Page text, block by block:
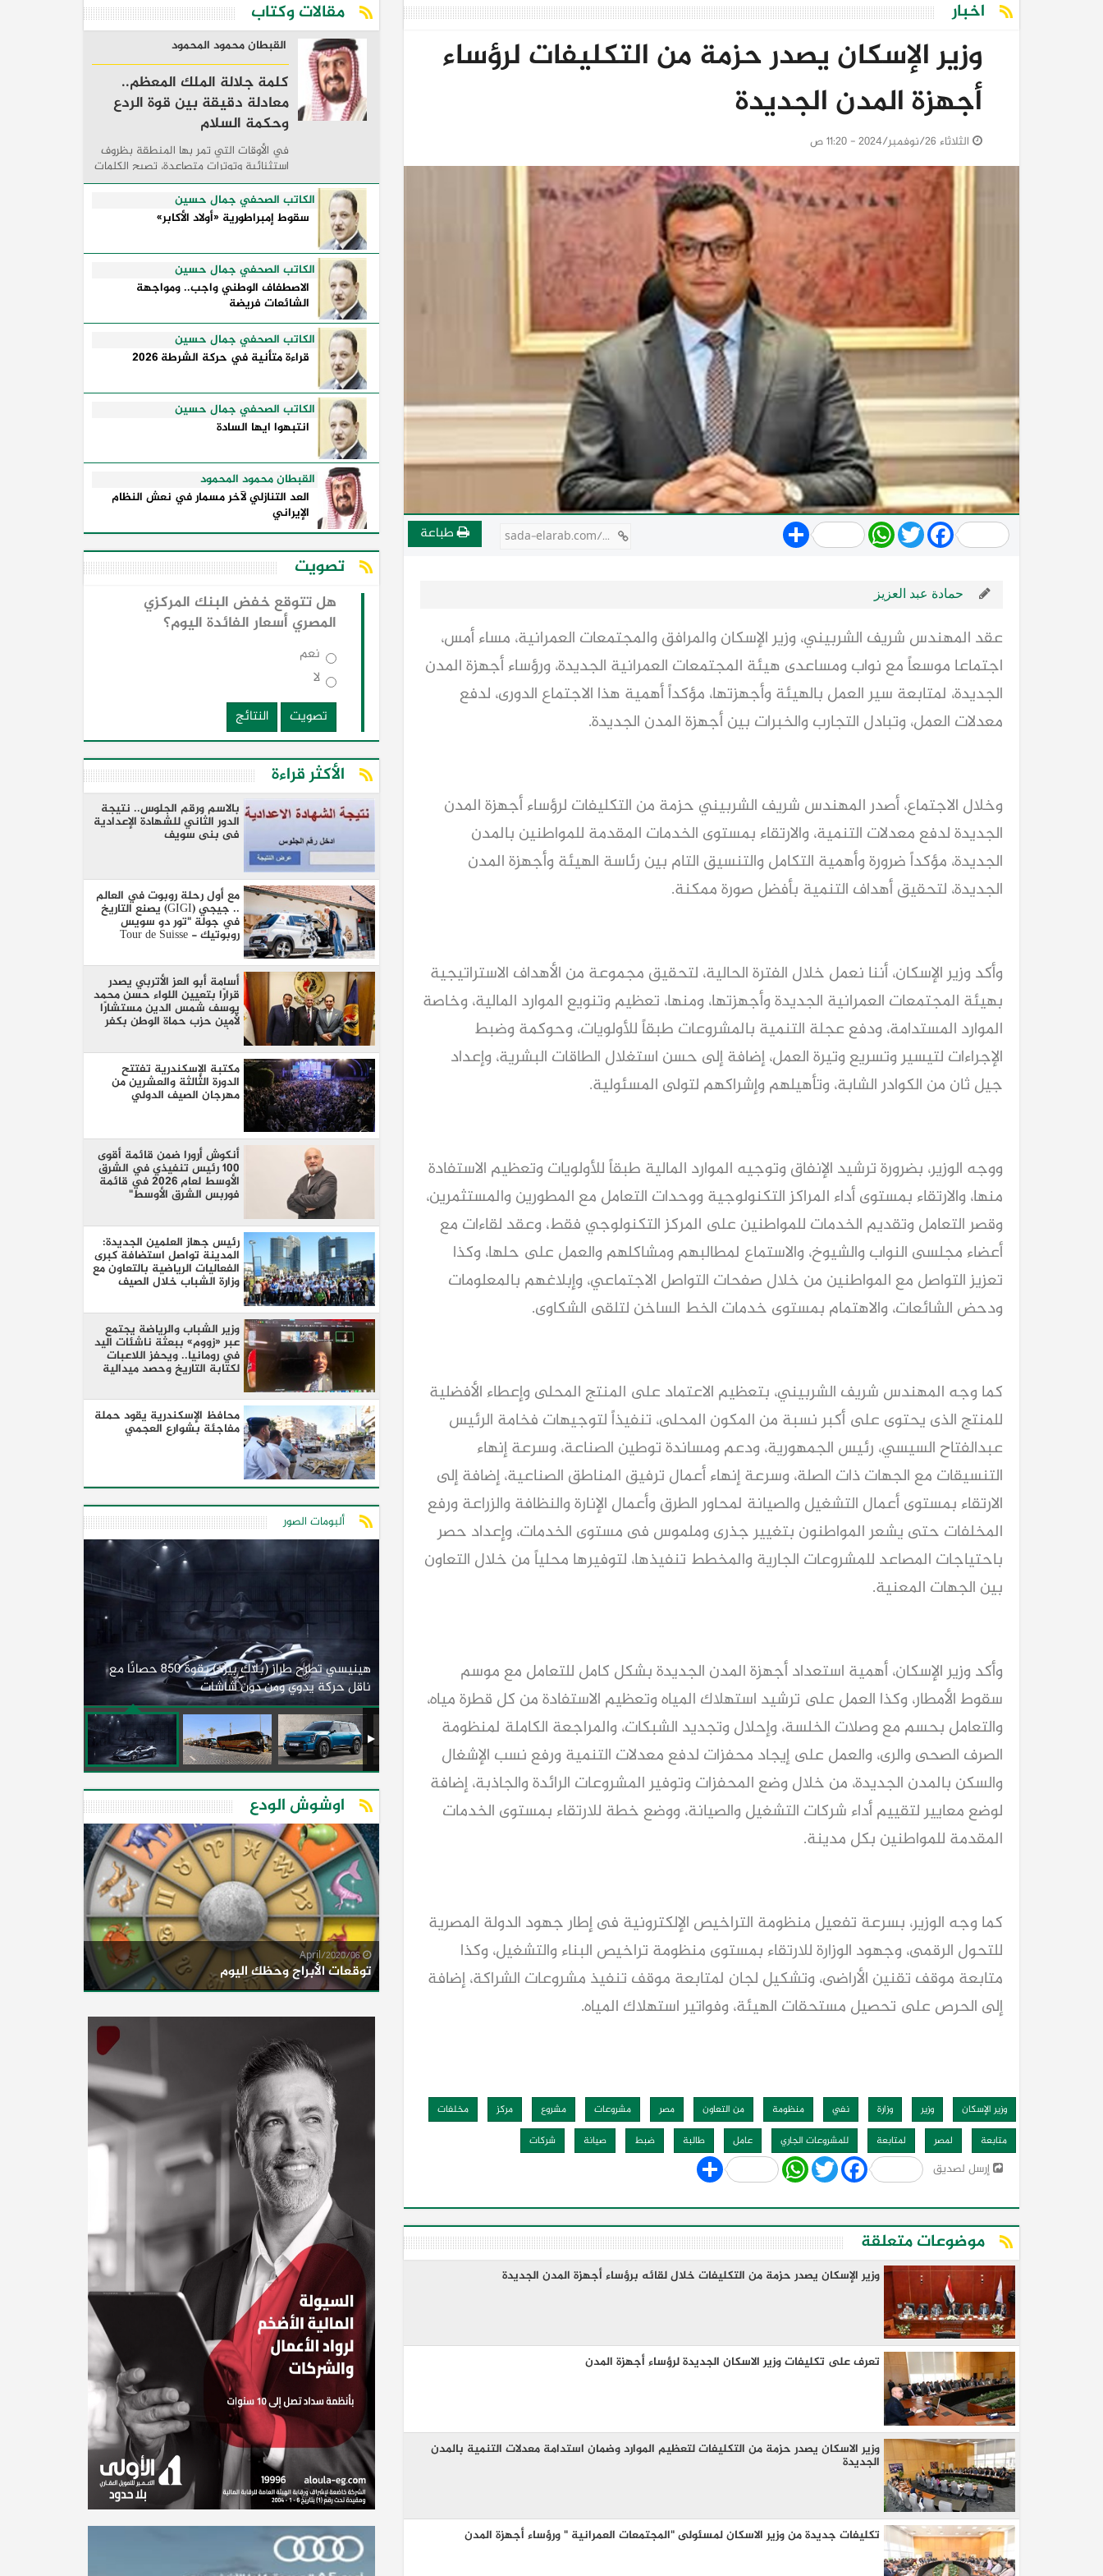
اخبار
وزير الإسكان يصدر حزمة من التكليفات لرؤساء
أجهزة المدن الجديدة
الثلاثاء 26/نوفمبر/2024 - 11:20 ص
Share WhatsApp
TwitterFacebook طباعة sada-elarab.com/745086
حمادة عبد العزيز
عقد المهندس شريف الشربيني، وزير الإسكان والمرافق والمجتمعات العمرانية، مساء أمس،
اجتماعا موسعاً مع نواب ومساعدى هيئة المجتمعات العمرانية الجديدة، ورؤساء أجهزة المدن
الجديدة، لمتابعة سير العمل بالهيئة وأجهزتها، مؤكداً أهمية هذا الاجتماع الدورى، لدفع
معدلات العمل، وتبادل التجارب والخبرات بين أجهزة المدن الجديدة.
وخلال الاجتماع، أصدر المهندس شريف الشربيني حزمة من التكليفات لرؤساء أجهزة المدن
الجديدة لدفع معدلات التنمية، والارتقاء بمستوى الخدمات المقدمة للمواطنين بالمدن
الجديدة، مؤكداً ضرورة وأهمية التكامل والتنسيق التام بين رئاسة الهيئة وأجهزة المدن
الجديدة، لتحقيق أهداف التنمية بأفضل صورة ممكنة.
وأكد وزير الإسكان، أننا نعمل خلال الفترة الحالية، لتحقيق مجموعة من الأهداف الاستراتيجية
بهيئة المجتمعات العمرانية الجديدة وأجهزتها، ومنها، تعظيم وتنويع الموارد المالية، وخاصة
الموارد المستدامة، ودفع عجلة التنمية بالمشروعات طبقاً للأولويات، وحوكمة وضبط
الإجراءات لتيسير وتسريع وتيرة العمل، إضافة إلى حسن استغلال الطاقات البشرية، وإعداد
جيل ثان من الكوادر الشابة، وتأهيلهم وإشراكهم لتولى المسئولية.
ووجه الوزير، بضرورة ترشيد الإنفاق وتوجيه الموارد المالية طبقاً للأولويات وتعظيم الاستفادة
منها، والارتقاء بمستوى أداء المراكز التكنولوجية ووحدات التعامل مع المطورين والمستثمرين،
وقصر التعامل وتقديم الخدمات للمواطنين على المركز التكنولوجي فقط، وعقد لقاءات مع
أعضاء مجلسى النواب والشيوخ، والاستماع لمطالبهم ومشاكلهم والعمل على حلها، وكذا
تعزيز التواصل مع المواطنين من خلال صفحات التواصل الاجتماعي، وإبلاغهم بالمعلومات
ودحض الشائعات، والاهتمام بمستوى خدمات الخط الساخن لتلقى الشكاوى.
كما وجه المهندس شريف الشربيني، بتعظيم الاعتماد على المنتج المحلى وإعطاء الأفضلية
للمنتج الذى يحتوى على أكبر نسبة من المكون المحلى، تنفيذاً لتوجيهات فخامة الرئيس
عبدالفتاح السيسي، رئيس الجمهورية، ودعم ومساندة توطين الصناعة، وسرعة إنهاء
التنسيقات مع الجهات ذات الصلة، وسرعة إنهاء أعمال ترفيق المناطق الصناعية، إضافة إلى
الارتقاء بمستوى أعمال التشغيل والصيانة لمحاور الطرق وأعمال الإنارة والنظافة والزراعة ورفع
المخلفات حتى يشعر المواطنون بتغيير جذرى وملموس فى مستوى الخدمات، وإعداد حصر
باحتياجات المصاعد للمشروعات الجارية والمخطط تنفيذها، لتوفيرها محلياً من خلال التعاون
بين الجهات المعنية.
وأكد وزير الإسكان، أهمية استعداد أجهزة المدن الجديدة بشكل كامل للتعامل مع موسم
سقوط الأمطار، وكذا العمل على ترشيد استهلاك المياه وتعظيم الاستفادة من كل قطرة مياه،
والتعامل بحسم مع وصلات الخلسة، وإحلال وتجديد الشبكات، والمراجعة الكاملة لمنظومة
الصرف الصحى والرى، والعمل على إيجاد محفزات لدفع معدلات التنمية ورفع نسب الإشغال
والسكن بالمدن الجديدة، من خلال وضع المحفزات وتوفير المشروعات الرائدة والجاذبة، إضافة
لوضع معايير لتقييم أداء شركات التشغيل والصيانة، ووضع خطة للارتقاء بمستوى الخدمات
المقدمة للمواطنين بكل مدينة.
كما وجه الوزير، بسرعة تفعيل منظومة التراخيص الإلكترونية فى إطار جهود الدولة المصرية
للتحول الرقمى، وجهود الوزارة للارتقاء بمستوى منظومة تراخيص البناء والتشغيل، وكذا
متابعة موقف تقنين الأراضى، وتشكيل لجان لمتابعة موقف تنفيذ مشروعات الشراكة، إضافة
إلى الحرص على تحصيل مستحقات الهيئة، وفواتير استهلاك المياه.
وزير الإسكان وزير وزارة نفي منظومة من التعاون مصر مشروعات مشروع مركز
مخلفات
متابعة
لمصر لمتابعة للمشروعات الجاري عامل طالبة ضبط صيانة شركات
إرسل لصديق Share WhatsApp
Twitter Facebook
موضوعات متعلقة
وزير الإسكان يصدر حزمة من التكليفات خلال لقائه برؤساء أجهزة المدن الجديدة
تعرف على تكليفات وزير الاسكان الجديدة لرؤساء أجهزة المدن
وزير الاسكان يصدر حزمة من التكليفات لتعظيم الموارد وضمان استدامة معدلات التنمية بالمدن
الجديدة
تكليفات جديدة من وزير الاسكان لمسئولى "المجتمعات العمرانية " ورؤساء أجهزة المدن
مقالات وكتاب
القبطان محمود المحمود
كلمة جلالة الملك المعظم..
معادلة دقيقة بين قوة الردع
وحكمة السلام
في الأوقات التي تمر بها المنطقة بظروف
استثنائية وتوترات متصاعدة، تصبح الكلمات
السياسية أكثر من مجرد مواقف معلنة؛ فهي
تكشف طريقة تفكير الدول، وكيفية إدارتها
للأزمات، والحدود التي تفصل بين القوة ...
الكاتب الصحفي جمال حسين
سقوط إمبراطورية «أولاد الأكابر»
الكاتب الصحفي جمال حسين
الاصطفاف الوطني واجب.. ومواجهة
الشائعات فريضة
الكاتب الصحفي جمال حسين
قراءة متأنية في حركة الشرطة 2026
الكاتب الصحفي جمال حسين
انتبهوا ايها السادة
القبطان محمود المحمود
العد التنازلي لآخر مسمار في نعش النظام
الإيراني
تصويت
هل تتوقع خفض البنك المركزي
المصري أسعار الفائدة اليوم؟
نعم
لا
تصويت
النتائج
الأكثر قراءة
بالاسم ورقم الجلوس.. نتيجة
الدور الثاني للشهادة الإعدادية
فى بنى سويف
مع أول رحلة روبوت في العالم
.. جيجي (GIGI) يصنع التاريخ
في جولة "تور دو سويس
روبوتيك - Tour de Suisse
أسامة أبو العز الأتربي يصدر
قرارًا بتعيين اللواء حسن محمد
يوسف شمس الدين مستشارًا
لأمين حزب حماة الوطن بكفر
الشيخ
مكتبة الإسكندرية تفتتح
الدورة الثالثة والعشرين من
مهرجان الصيف الدولي
أنكوش أرورا ضمن قائمة أقوى
100 رئيس تنفيذي في الشرق
الأوسط لعام 2026 في قائمة
فوربس الشرق الأوسط"
رئيس جهاز العلمين الجديدة:
المدينة تواصل استضافة كبرى
الفعاليات الرياضية بالتعاون مع
وزارة الشباب خلال الصيف
وزير الشباب والرياضة يجتمع
عبر «زووم» ببعثة ناشئات اليد
في رومانيا.. ويحفز اللاعبات
لكتابة التاريخ وحصد ميدالية
محافظ الإسكندرية يقود حملة
مفاجئة بشوارع العجمي
ألبومات الصور
هينيسي تطرح طراز (بلاك بيرد) بقوة 850 حصانًا مع
ناقل حركة يدوي ومن دون شاشات
النصر للسيارات إلى شركة الاتحاد العربي للنقل البري
(السوبرجيت)
كيا EV9 GT للباحثين عن متعة قيادة السيارات الكهربائية
العائلية
اوشوش الودع
06/April/2020
توقعات الأبراج وحظك اليوم